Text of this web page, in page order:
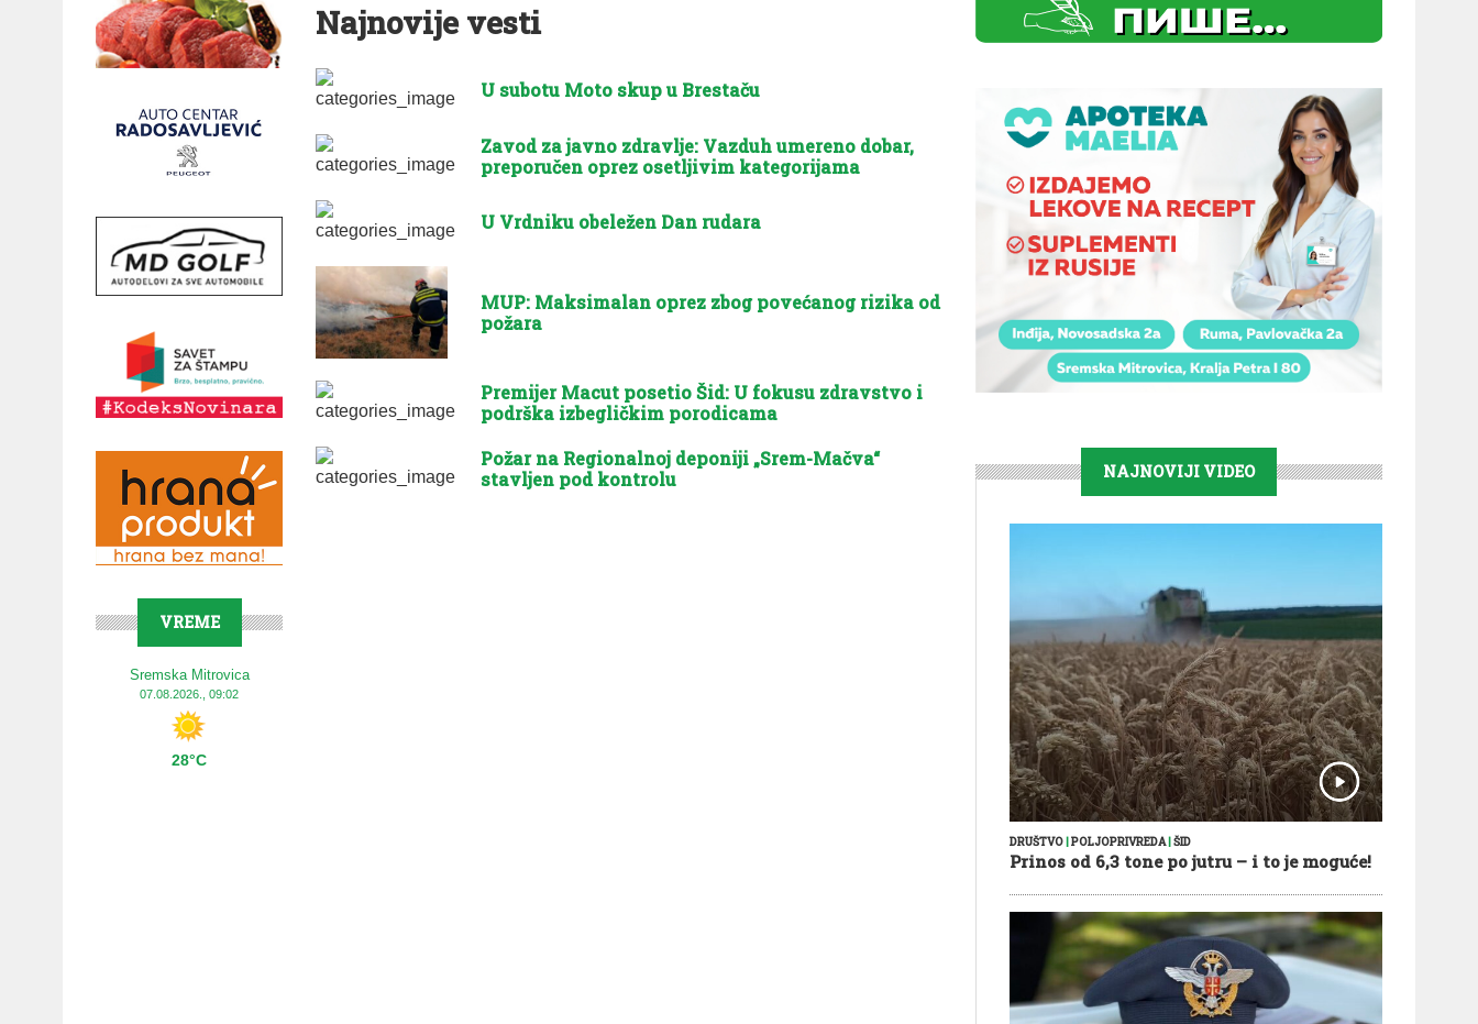
VREME
Sremska Mitrovica
07.08.2026., 09:02
28°C
Najnovije vesti
U subotu Moto skup u Brestaču
Zavod za javno zdravlje: Vazduh umereno dobar,
preporučen oprez osetljivim kategorijama
U Vrdniku obeležen Dan rudara
MUP: Maksimalan oprez zbog povećanog rizika od
požara
Premijer Macut posetio Šid: U fokusu zdravstvo i
podrška izbegličkim porodicama
Požar na Regionalnoj deponiji „Srem-Mačva“
stavljen pod kontrolu
NAJNOVIJI VIDEO
DRUŠTVO|POLJOPRIVREDA|ŠID
Prinos od 6,3 tone po jutru – i to je moguće!